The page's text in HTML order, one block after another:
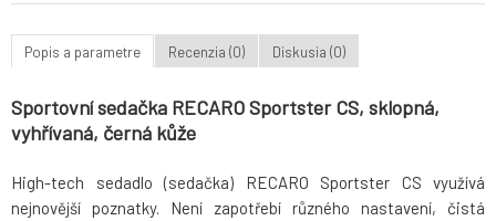
Popis a parametre Recenzia (0) Diskusia (0)
Sportovní sedačka RECARO Sportster CS, sklopná,
vyhřívaná, černá kůže
High-tech sedadlo (sedačka) RECARO Sportster CS využívá
nejnovější poznatky. Není zapotřebí různého nastavení, čistá